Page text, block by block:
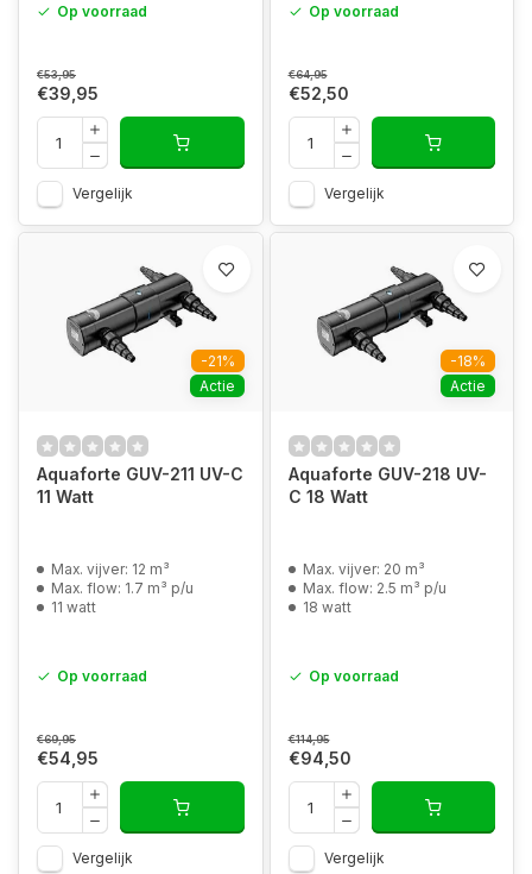
Op voorraad
€53,95
€39,95
Vergelijk
Op voorraad
€64,95
€52,50
Vergelijk
-21%
Actie
Aquaforte GUV-211 UV-C
11 Watt
Max. vijver: 12 m³
Max. flow: 1.7 m³ p/u
11 watt
Op voorraad
€69,95
€54,95
Vergelijk
-18%
Actie
Aquaforte GUV-218 UV-
C 18 Watt
Max. vijver: 20 m³
Max. flow: 2.5 m³ p/u
18 watt
Op voorraad
€114,95
€94,50
Vergelijk